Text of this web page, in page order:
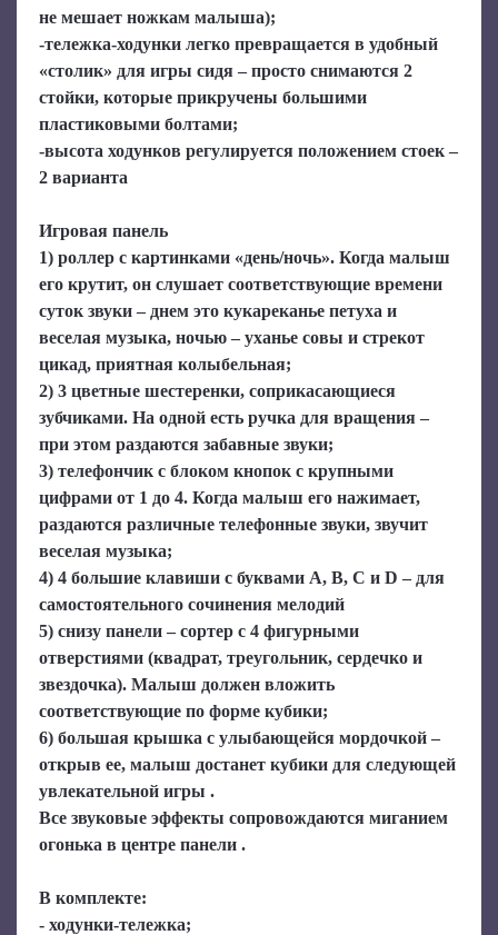
не мешает ножкам малыша);
-тележка-ходунки легко превращается в удобный
«столик» для игры сидя – просто снимаются 2
стойки, которые прикручены большими
пластиковыми болтами;
-высота ходунков регулируется положением стоек –
2 варианта
Игровая панель
1) роллер с картинками «день/ночь». Когда малыш
его крутит, он слушает соответствующие времени
суток звуки – днем это кукареканье петуха и
веселая музыка, ночью – уханье совы и стрекот
цикад, приятная колыбельная;
2) 3 цветные шестеренки, соприкасающиеся
зубчиками. На одной есть ручка для вращения –
при этом раздаются забавные звуки;
3) телефончик с блоком кнопок с крупными
цифрами от 1 до 4. Когда малыш его нажимает,
раздаются различные телефонные звуки, звучит
веселая музыка;
4) 4 большие клавиши с буквами А, В, С и D – для
самостоятельного сочинения мелодий
5) снизу панели – сортер с 4 фигурными
отверстиями (квадрат, треугольник, сердечко и
звездочка). Малыш должен вложить
соответствующие по форме кубики;
6) большая крышка с улыбающейся мордочкой –
открыв ее, малыш достанет кубики для следующей
увлекательной игры .
Все звуковые эффекты сопровождаются миганием
огонька в центре панели .
В комплекте:
- ходунки-тележка;